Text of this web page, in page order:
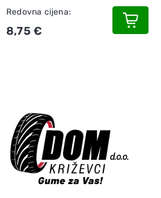
Redovna cijena:
8,75 €